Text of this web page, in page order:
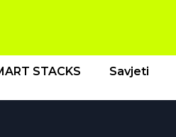
STACKS Savjeti